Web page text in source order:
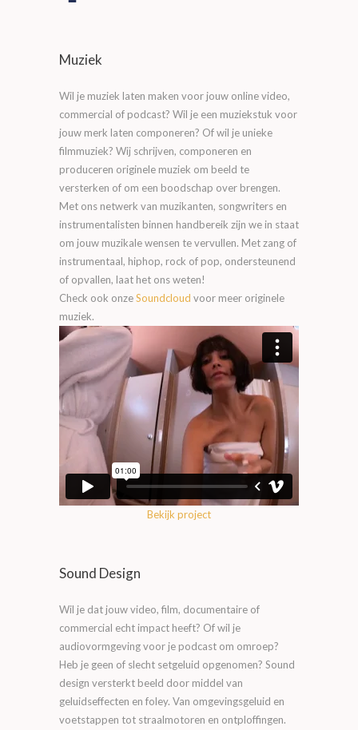
Muziek
Wil je muziek laten maken voor jouw online video,
commercial of podcast? Wil je een muziekstuk voor
jouw merk laten componeren? Of wil je unieke
filmmuziek? Wij schrijven, componeren en
produceren originele muziek om beeld te
versterken of om een boodschap over brengen.
Met ons netwerk van muzikanten, songwriters en
instrumentalisten binnen handbereik zijn we in staat
om jouw muzikale wensen te vervullen. Met zang of
instrumentaal, hiphop, rock of pop, ondersteunend
of opvallen, laat het ons weten!
Check ook onzeSoundcloud voor meer originele
muziek.
Bekijk project
Sound Design
Wil je dat jouw video, film, documentaire of
commercial echt impact heeft? Of wil je
audiovormgeving voor je podcast om omroep?
Heb je geen of slecht setgeluid opgenomen? Sound
design versterkt beeld door middel van
geluidseffecten en foley. Van omgevingsgeluid en
voetstappen tot straalmotoren en ontploffingen.